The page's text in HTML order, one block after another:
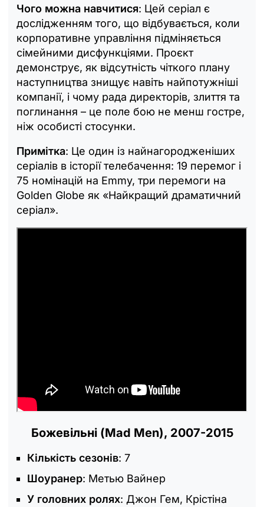
Чого можна навчитися: Цей серіал є
дослідженням того, що відбувається, коли
корпоративне управління підміняється
сімейними дисфункціями. Проєкт
демонструє, як відсутність чіткого плану
наступництва знищує навіть найпотужніші
компанії, і чому рада директорів, злиття та
поглинання – це поле бою не менш гостре,
ніж особисті стосунки.
Примітка: Це один із найнагородженіших
серіалів в історії телебачення: 19 перемог і
75 номінацій на Emmy, три перемоги на
Golden Globe як «Найкращий драматичний
серіал».
Божевільні (Mad Men), 2007-2015
Кількість сезонів: 7
Шоуранер: Метью Вайнер
У головних ролях: Джон Гем, Крістіна